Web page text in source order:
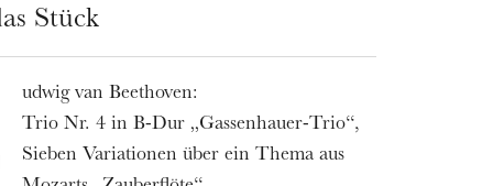
Stück
udwig van Beethoven:
Trio Nr. 4 in B-Dur „Gassenhauer-Trio“,
Sieben Variationen über ein Thema aus